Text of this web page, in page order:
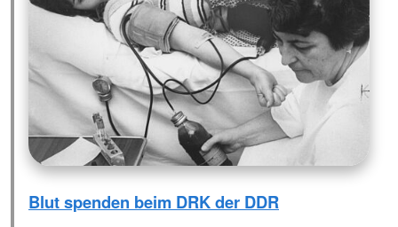
Blut spenden beim DRK der DDR